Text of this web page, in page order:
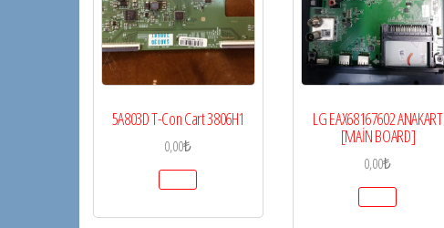
5A803D T-Con Cart 3806H1
0,00₺
LG EAX68167602 ANAKART
[MAİN BOARD]
0,00₺